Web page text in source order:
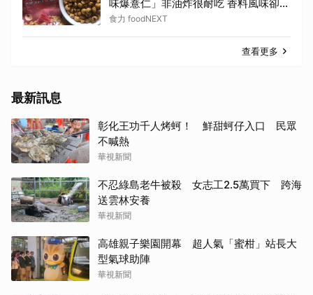
味爆薏仁」非油炸很耐吃 香料風味卻蓋
過辣味特色
食力 foodNEXT
查看更多
最新訊息
彰化王功千人烤蚵！ 鮮甜蚵仔入口 民眾
不喊熱
華視新聞
不忍綠島老牛被殺 女志工2.5萬買下 跨海
送雲林安養
華視新聞
高雄親子樂園開幕 超人氣「蜜柑」站長大
型氣球助陣
華視新聞